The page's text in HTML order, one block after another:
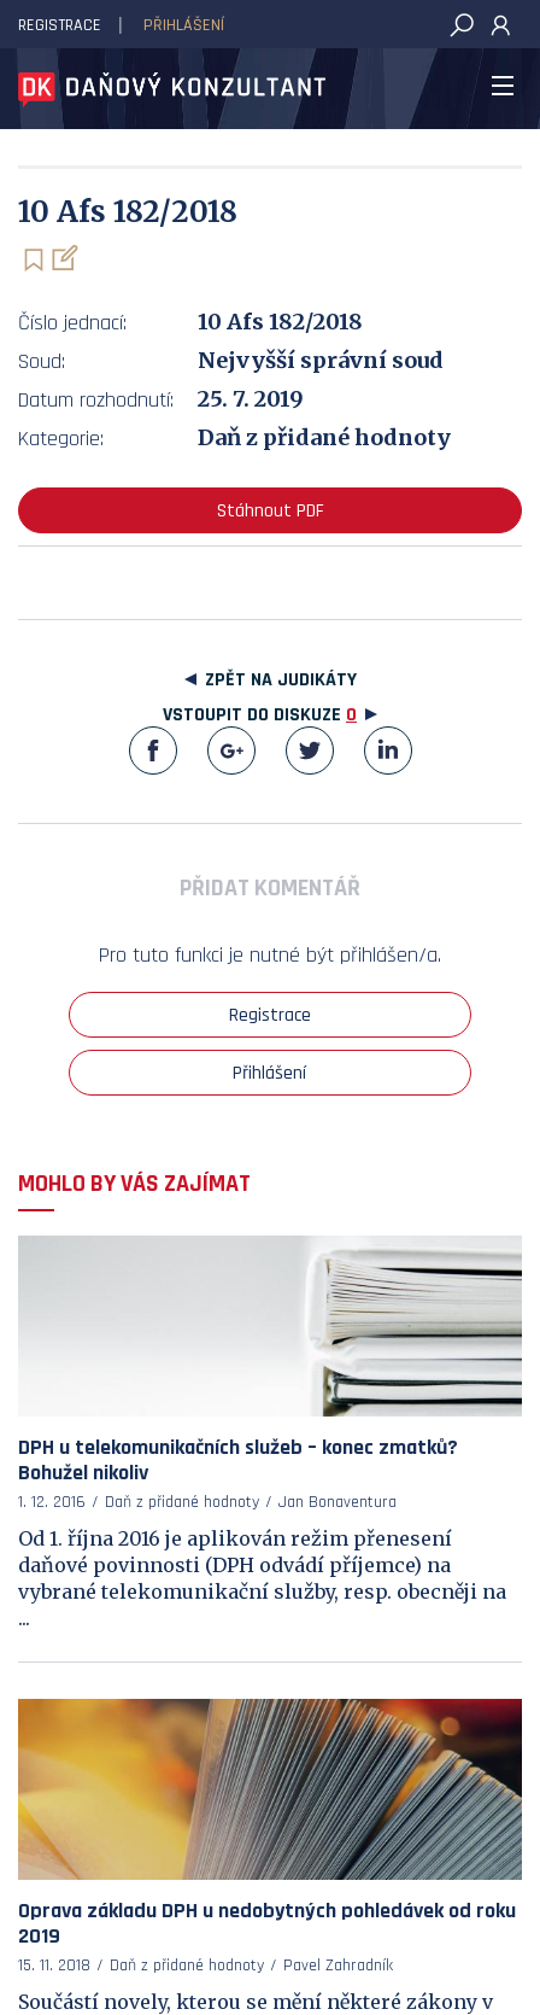
DAŇOVÝ KONZULTANT
REGISTRACE PŘIHLÁŠENÍ
10 Afs 182/2018
Číslo jednací:
10 Afs 182/2018
Soud:
Nejvyšší správní soud
Datum rozhodnutí:
25. 7. 2019
Kategorie:
Daň z přidané hodnoty
Stáhnout PDF
ZPĚT NA JUDIKÁTY
VSTOUPIT DO DISKUZE 0
PŘIDAT KOMENTÁŘ
Pro tuto funkci je nutné být přihlášen/a.
Registrace
Přihlášení
MOHLO BY VÁS ZAJÍMAT
DPH u telekomunikačních služeb – konec zmatků?
Bohužel nikoliv
1. 12. 2016 Daň z přidané hodnoty Jan Bonaventura
Od 1. října 2016 je aplikován režim přenesení
daňové povinnosti (DPH odvádí příjemce) na
vybrané telekomunikační služby, resp. obecněji na
...
Oprava základu DPH u nedobytných pohledávek od roku
2019
15. 11. 2018 Daň z přidané hodnoty Pavel Zahradník
Součástí novely, kterou se mění některé zákony v